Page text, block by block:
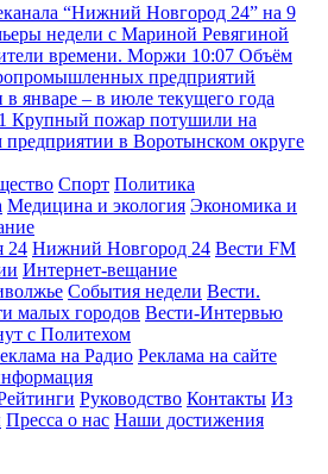
“Нижний Новгород 24” на 9
недели с Мариной Ревягиной
времени. Моржи 10:07 Объём
предприятий
январе – в июле текущего года
Крупный пожар потушили на
в Воротынском округе
Спорт Политика
Медицина и экология Экономика и
24 Нижний Новгород 24 Вести FM
Интернет-вещание
События недели Вести.
малых городов Вести-Интервью
с Политехом
на Радио Реклама на сайте
Руководство Контакты Из
Пресса о нас Наши достижения